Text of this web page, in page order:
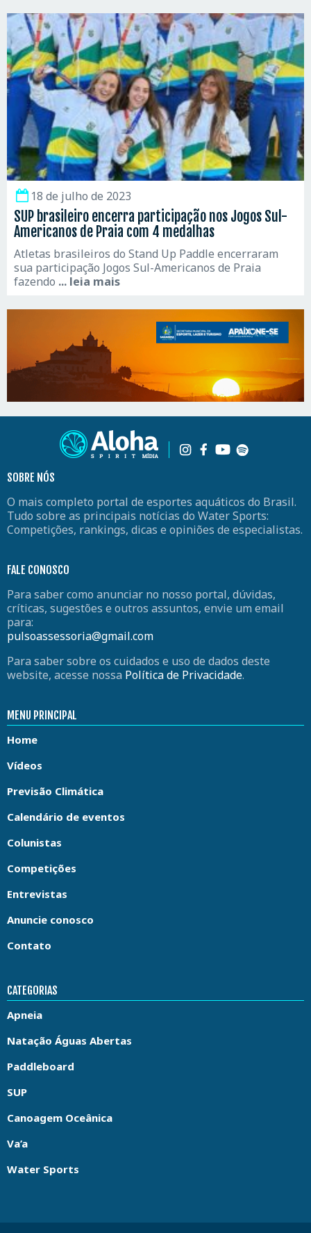
18 de julho de 2023
SUP brasileiro encerra participação nos Jogos Sul-
Americanos de Praia com 4 medalhas
Atletas brasileiros do Stand Up Paddle encerraram
sua participação Jogos Sul-Americanos de Praia
fazendo ... leia mais
SOBRE NÓS
O mais completo portal de esportes aquáticos do Brasil.
Tudo sobre as principais notícias do Water Sports:
Competições, rankings, dicas e opiniões de especialistas.
FALE CONOSCO
Para saber como anunciar no nosso portal, dúvidas,
críticas, sugestões e outros assuntos, envie um email
para:
pulsoassessoria@gmail.com
Para saber sobre os cuidados e uso de dados deste
website, acesse nossa Política de Privacidade.
MENU PRINCIPAL
Home
Vídeos
Previsão Climática
Calendário de eventos
Colunistas
Competições
Entrevistas
Anuncie conosco
Contato
CATEGORIAS
Apneia
Natação Águas Abertas
Paddleboard
SUP
Canoagem Oceânica
Va’a
Water Sports